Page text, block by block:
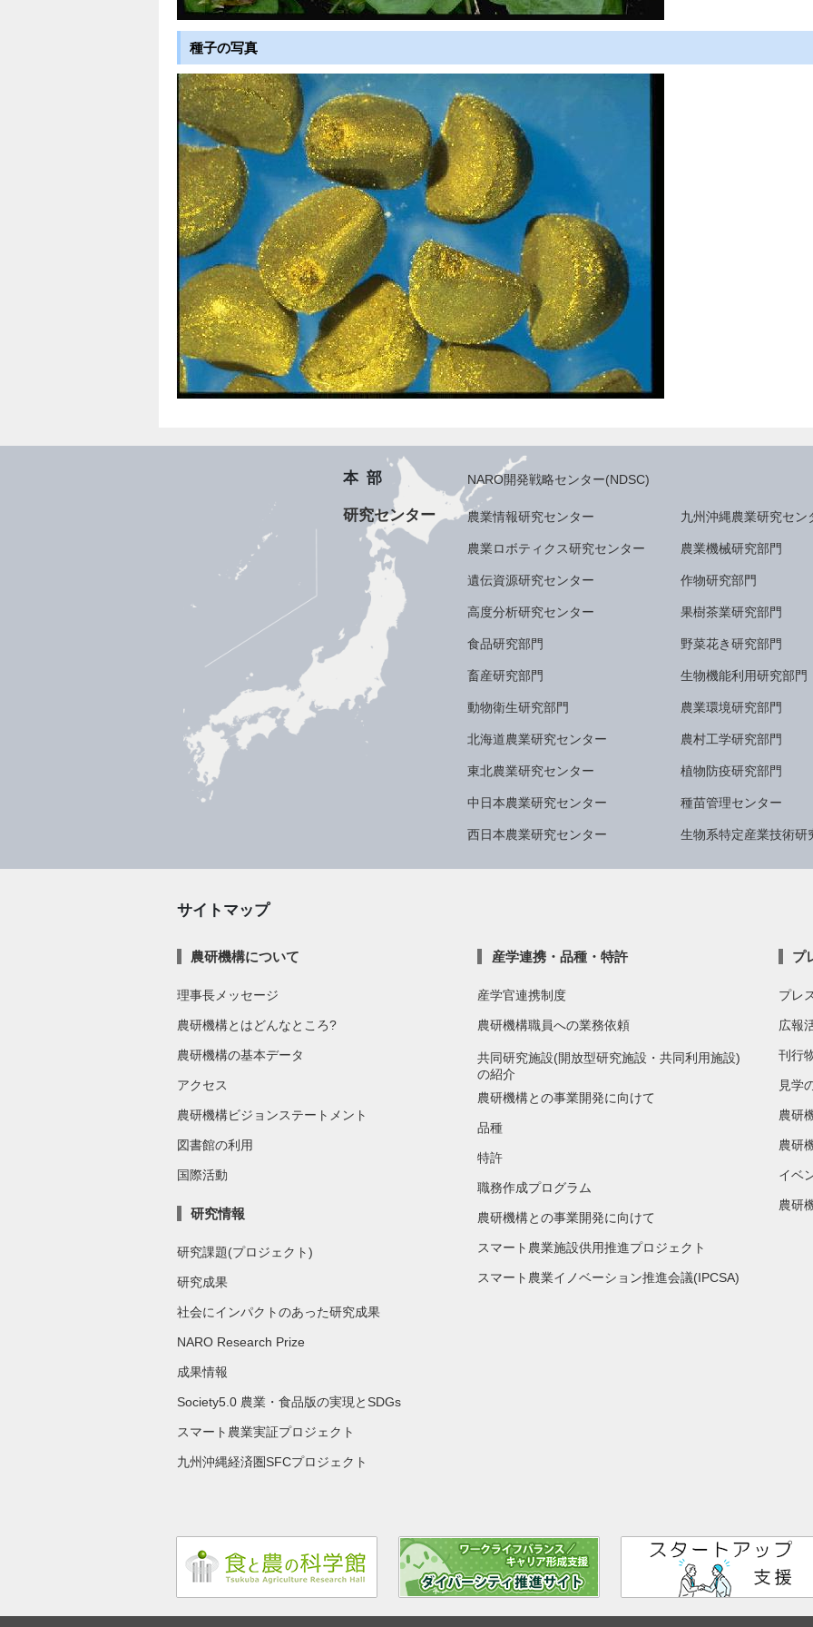
種子の写真
本部 NARO開発戦略センター(NDSC)
研究センター 農業情報研究センター
農業ロボティクス研究センター
遺伝資源研究センター
高度分析研究センター
食品研究部門
畜産研究部門
動物衛生研究部門
北海道農業研究センター
東北農業研究センター
中日本農業研究センター
西日本農業研究センター
九州沖縄農業研究セン
農業機械研究部門
作物研究部門
果樹茶業研究部門
野菜花き研究部門
生物機能利用研究部門
農業環境研究部門
農村工学研究部門
植物防疫研究部門
種苗管理センター
生物系特定産業技術研
サイトマップ
農研機構について
理事長メッセージ
農研機構とはどんなところ?
農研機構の基本データ
アクセス
農研機構ビジョンステートメント
図書館の利用
国際活動
研究情報
研究課題(プロジェクト)
研究成果
社会にインパクトのあった研究成果
NARO Research Prize
成果情報
Society5.0 農業・食品版の実現とSDGs
スマート農業実証プロジェクト
九州沖縄経済圏SFCプロジェクト
産学連携・品種・特許
産学官連携制度
農研機構職員への業務依頼
共同研究施設(開放型研究施設・共同利用施設)
の紹介
農研機構との事業開発に向けて
品種
特許
職務作成プログラム
農研機構との事業開発に向けて
スマート農業施設供用推進プロジェクト
スマート農業イノベーション推進会議(IPCSA)
プ
プレ
広報
刊行
見学
農研
農研
イベ
農研